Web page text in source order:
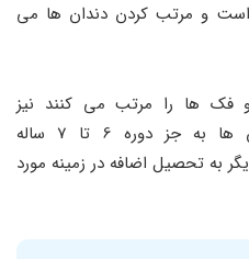
و مرتب کردن دندان ها می
و فک ها را مرتب می کنند نیز
ارتودنتیست گفته می شود. آن ها به جز دوره 6 تا 7 ساله
عمومی، 3 تا 4 سال دیگر به تحصیل اضافه در زمینه مورد